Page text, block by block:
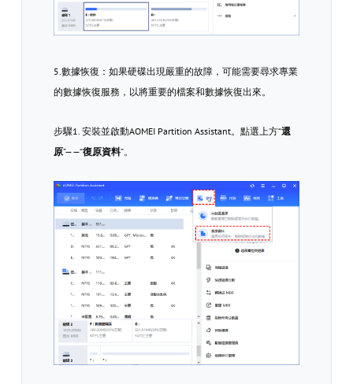
5.數據恢復：如果硬碟出現嚴重的故障，可能需要尋求專業
的數據恢復服務，以將重要的檔案和數據恢復出來。
步驟1. 安裝並啟動AOMEI Partition Assistant。點選上方“還
原”——“復原資料”。